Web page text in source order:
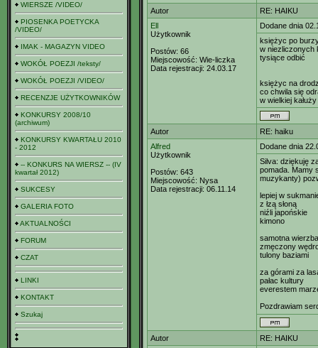
WIERSZE /VIDEO/
PIOSENKA POETYCKA
/VIDEO/
IMAK - MAGAZYN VIDEO
WOKÓŁ POEZJI /teksty/
WOKÓŁ POEZJI /VIDEO/
RECENZJE UŻYTKOWNIKÓW
KONKURSY 2008/10
(archiwum)
KONKURSY KWARTAŁU 2010
- 2012
-- KONKURS NA WIERSZ -- (IV
kwartał 2012)
SUKCESY
GALERIA FOTO
AKTUALNOŚCI
FORUM
CZAT
LINKI
KONTAKT
Szukaj
Autor
RE: HAIKU
Ell
Użytkownik
Postów: 66
Miejscowość: Wie-liczka
Data rejestracji: 24.03.17
Dodane dnia
księżyc po
w niezliczonych
tysiące odbić
księżyc na
co chwila się
w wielkiej kałuży
Autor
RE: haiku
Alfred
Użytkownik
Postów: 643
Miejscowość: Nysa
Data rejestracji: 06.11.14
Dodane dnia
Silva: dziękuję
pomada. Mamy
muzykanty)
lepiej w
z łzą słoną
niźli japońskie
kimono
samotna wierzba
zmęczony
tulony baziami
za górami za
pałac kultury
everestem
Pozdrawiam
Autor
RE: HAIKU